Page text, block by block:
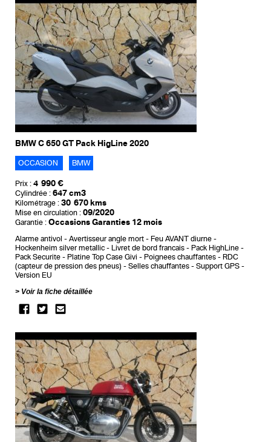
BMW C 650 GT Pack HigLine 2020
OCCASION BMW
Prix : 4 990 €
Cylindrée : 647 cm3
Kilométrage : 30 670 kms
Mise en circulation : 09/2020
Garantie : Occasions Garanties 12 mois
Alarme antivol Avertisseur angle mort
Feu AVANT diurne
Hockenheim silver metallic
Livret de bord francais
Pack HighLine
Pack Securite
Platine Top Case Givi Poignees chauffantes
RDC
(capteur de pression des pneus)
Selles chauffantes
Support GPS
Version EU
Voir la fiche détaillée